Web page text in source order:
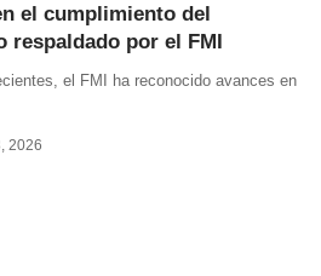
el cumplimiento del
respaldado por el FMI
el FMI ha reconocido avances en
2026